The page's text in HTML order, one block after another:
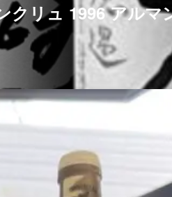
リュ 1996 アルマ